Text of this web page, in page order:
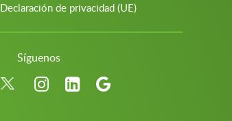
Declaración de privacidad (UE)
Síguenos